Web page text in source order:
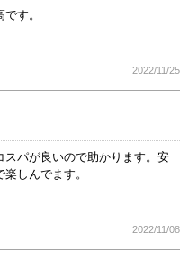
す。
2022/11/25
パが良いので助かります。安
しんでます。
2022/11/08